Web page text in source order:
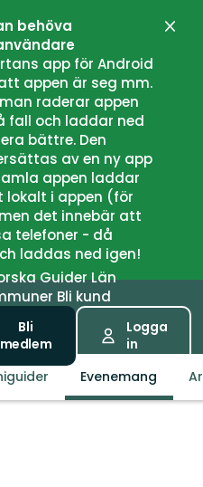
behöva
app för Android
appen är seg mm.
raderar appen
fall och laddar ned
bättre. Den
av en ny app
appen laddar
lokalt i appen (för
det innebär att
telefoner - då
laddas ned igen!
GuiderLän
Bli kund
Bli
medlem
Logga
in
Evenemang